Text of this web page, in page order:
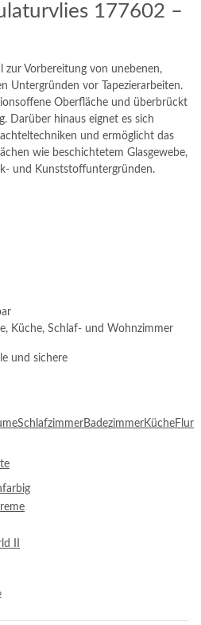
177602 –
zur Vorbereitung von unebenen,
Untergründen vor Tapezierarbeiten.
Oberfläche und überbrückt
Darüber hinaus eignet es sich
und ermöglicht das
wie beschichtetem Glasgewebe,
und Kunststoffuntergründen.
Küche, Schlaf- und Wohnzimmer
und sichere
SchlafzimmerBadezimmerKücheFlur
II